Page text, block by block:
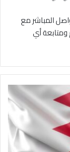
المباشر مع
ومتابعة أي